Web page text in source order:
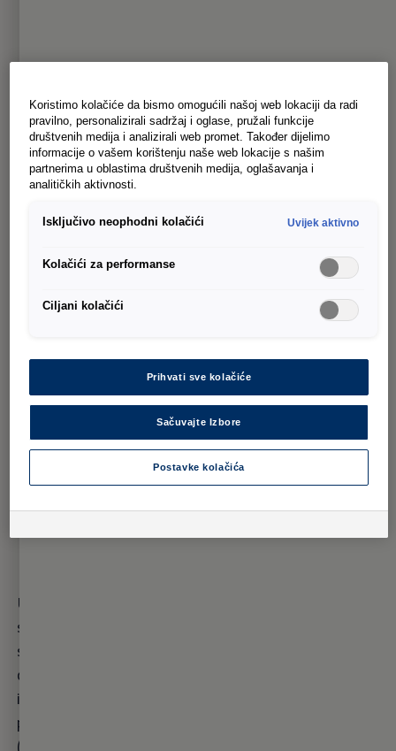
Uz vrhunske proporcije i naglašene linije, novi
dinamikom.
LED glavna svjetla i LED stražnja svjetla
Stakleni panoramski krov
Sistem za otključavanje i zaključavanje vozila
Električna podrška za zatvaranje stražnjih
podiznih vrata i kliznih vrata
I još puno toga
Intuitivno upravljanje
Unutrašnjost modela Caddy potpuno je redizajnirana i
sada u njoj vlada visoka razina digitalizacije. Za ovaj
svestrani model sada su prvi put raspoloživi opcijski
digitalni instrumenti: Digital Cockpit. Kombinovani
instrument i infotainment sistem u tomu su slučaju
povezani u najsavremenijem digitalnom okruženju
(Innovision Cockpit). Digitalizovani su i brojni drugi
Koristimo kolačiće da bismo omogućili našoj web lokaciji da radi
pravilno, personalizirali sadržaj i oglase, pružali funkcije
društvenih medija i analizirali web promet. Također dijelimo
informacije o vašem korištenju naše web lokacije s našim
partnerima u oblastima društvenih medija, oglašavanja i
analitičkih aktivnosti.
Isključivo neophodni kolačići Uvijek aktivno
Kolačići za performanse
Ciljani kolačići
Prihvati sve kolačiće
Sačuvajte Izbore
Postavke kolačića